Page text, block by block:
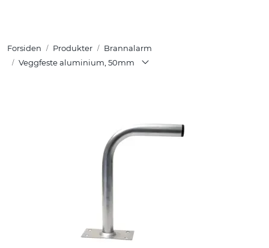
Forsiden Produkter
Brannalarm
Veggfeste aluminium, 50mm
Tuotteet